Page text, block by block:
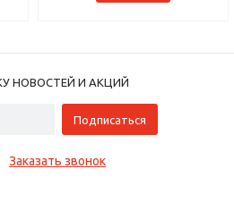
НОВОСТЕЙ И АКЦИЙ
Заказать звонок